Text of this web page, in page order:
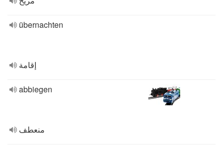
übernachten
إقامة
abbiegen
منعطف